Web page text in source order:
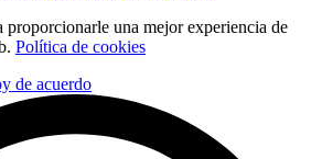
una mejor experiencia de
Política de cookies
de acuerdo